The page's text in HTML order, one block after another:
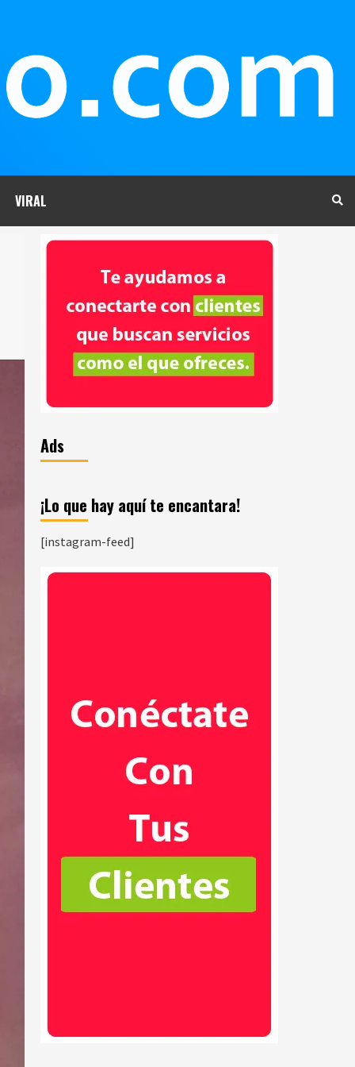
VIRAL
Ads
¡Lo que hay aquí te encantara!
[instagram-feed]